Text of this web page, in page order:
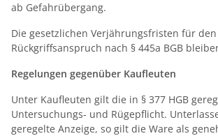
ab Gefahrübergang.
Die gesetzlichen Verjährungsfristen für den
Rückgriffsanspruch nach § 445a BGB
Regelungen gegenüber Kaufleuten
Unter Kaufleuten gilt die in § 377 HGB
Untersuchungs- und Rügepflicht.
geregelte Anzeige, so gilt die Ware als